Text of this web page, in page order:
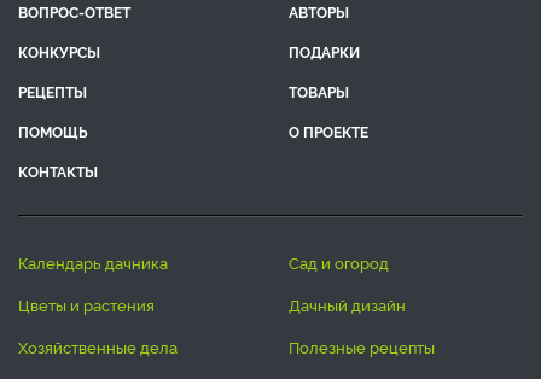
ВОПРОС-ОТВЕТ
АВТОРЫ
КОНКУРСЫ
ПОДАРКИ
РЕЦЕПТЫ
ТОВАРЫ
ПОМОЩЬ
О ПРОЕКТЕ
КОНТАКТЫ
календарь дачника
сад и огород
цветы и растения
дачный дизайн
хозяйственные дела
полезные рецепты